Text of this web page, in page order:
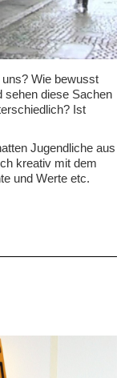
Wie bewusst
sehen diese Sachen
Ist
Jugendliche aus
kreativ mit dem
und Werte etc.